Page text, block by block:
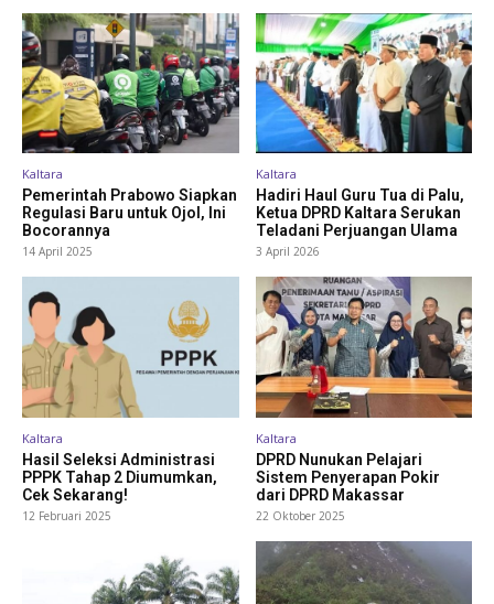
Kaltara
Pemerintah Prabowo Siapkan
Regulasi Baru untuk Ojol, Ini
Bocorannya
14 April 2025
Kaltara
Hadiri Haul Guru Tua di Palu,
Ketua DPRD Kaltara Serukan
Teladani Perjuangan Ulama
3 April 2026
Kaltara
Hasil Seleksi Administrasi
PPPK Tahap 2 Diumumkan,
Cek Sekarang!
12 Februari 2025
Kaltara
DPRD Nunukan Pelajari
Sistem Penyerapan Pokir
dari DPRD Makassar
22 Oktober 2025